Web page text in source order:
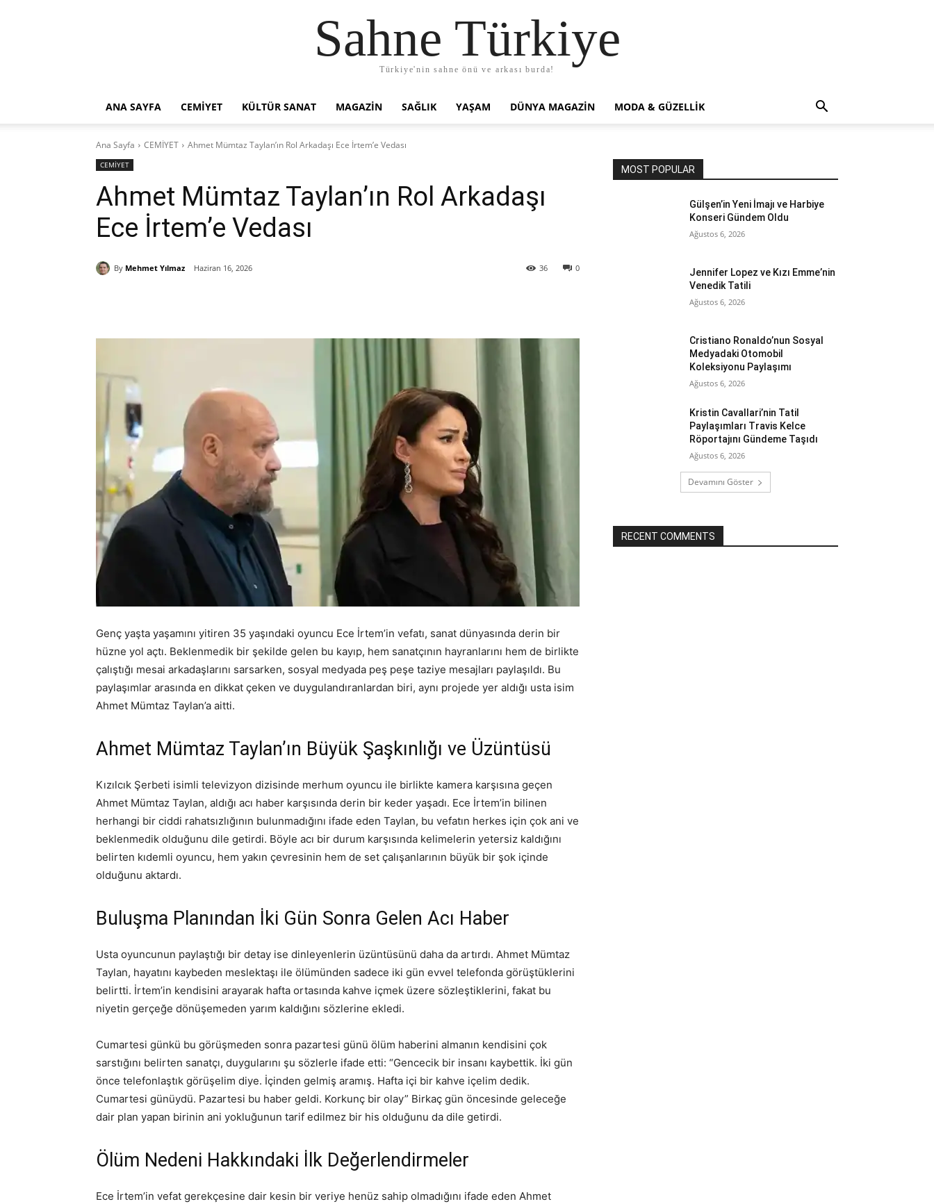
Sahne Türkiye
Türkiye'nin sahne önü ve arkası burda!
ANA SAYFA CEMİYET KÜLTÜR SANAT MAGAZIN SAĞLIK YAŞAM DÜNYA MAGAZİN MODA & GÜZELLİK
Ana Sayfa CEMİYET Ahmet Mümtaz Taylan’ın Rol Arkadaşı Ece İrtem’e Vedası
CEMİYET
Ahmet Mümtaz Taylan’ın Rol Arkadaşı
Ece İrtem’e Vedası
By Mehmet Yılmaz Haziran 16, 2026 0
36
Genç yaşta yaşamını yitiren 35 yaşındaki oyuncu Ece İrtem’in vefatı, sanat dünyasında derin bir
hüzne yol açtı. Beklenmedik bir şekilde gelen bu kayıp, hem sanatçının hayranlarını hem de birlikte
çalıştığı mesai arkadaşlarını sarsarken, sosyal medyada peş peşe taziye mesajları paylaşıldı. Bu
paylaşımlar arasında en dikkat çeken ve duygulandıranlardan biri, aynı projede yer aldığı usta isim
Ahmet Mümtaz Taylan’a aitti.
Ahmet Mümtaz Taylan’ın Büyük Şaşkınlığı ve Üzüntüsü
Kızılcık Şerbeti isimli televizyon dizisinde merhum oyuncu ile birlikte kamera karşısına geçen
Ahmet Mümtaz Taylan, aldığı acı haber karşısında derin bir keder yaşadı. Ece İrtem’in bilinen
herhangi bir ciddi rahatsızlığının bulunmadığını ifade eden Taylan, bu vefatın herkes için çok ani ve
beklenmedik olduğunu dile getirdi. Böyle acı bir durum karşısında kelimelerin yetersiz kaldığını
belirten kıdemli oyuncu, hem yakın çevresinin hem de set çalışanlarının büyük bir şok içinde
olduğunu aktardı.
Buluşma Planından İki Gün Sonra Gelen Acı Haber
Usta oyuncunun paylaştığı bir detay ise dinleyenlerin üzüntüsünü daha da artırdı. Ahmet Mümtaz
Taylan, hayatını kaybeden meslektaşı ile ölümünden sadece iki gün evvel telefonda görüştüklerini
belirtti. İrtem’in kendisini arayarak hafta ortasında kahve içmek üzere sözleştiklerini, fakat bu
niyetin gerçeğe dönüşemeden yarım kaldığını sözlerine ekledi.
Cumartesi günkü bu görüşmeden sonra pazartesi günü ölüm haberini almanın kendisini çok
sarstığını belirten sanatçı, duygularını şu sözlerle ifade etti: “Gencecik bir insanı kaybettik. İki gün
önce telefonlaştık görüşelim diye. İçinden gelmiş aramış. Hafta içi bir kahve içelim dedik.
Cumartesi günüydü. Pazartesi bu haber geldi. Korkunç bir olay” Birkaç gün öncesinde geleceğe
dair plan yapan birinin ani yokluğunun tarif edilmez bir his olduğunu da dile getirdi.
Ölüm Nedeni Hakkındaki İlk Değerlendirmeler
Ece İrtem’in vefat gerekçesine dair kesin bir veriye henüz sahip olmadığını ifade eden Ahmet
MOST POPULAR
Gülşen’in Yeni İmajı ve Harbiye
Konseri Gündem Oldu
Ağustos 6, 2026
Jennifer Lopez ve Kızı Emme’nin
Venedik Tatili
Ağustos 6, 2026
Cristiano Ronaldo’nun Sosyal
Medyadaki Otomobil
Koleksiyonu Paylaşımı
Ağustos 6, 2026
Kristin Cavallari’nin Tatil
Paylaşımları Travis Kelce
Röportajını Gündeme Taşıdı
Ağustos 6, 2026
Devamını Göster
RECENT COMMENTS